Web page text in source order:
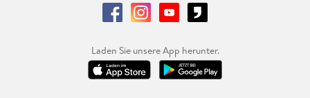
Laden Sie unsere App herunter.